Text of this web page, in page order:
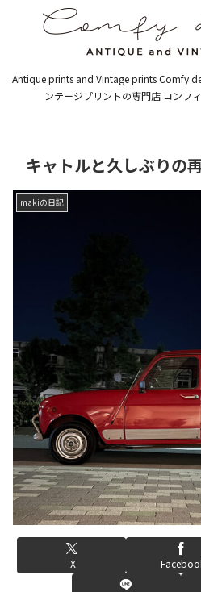
Antique prints and Vintage prints Comfy
ンテージプリントの専門店 コンフ
キャトルと久しぶりの
makiの日記
X